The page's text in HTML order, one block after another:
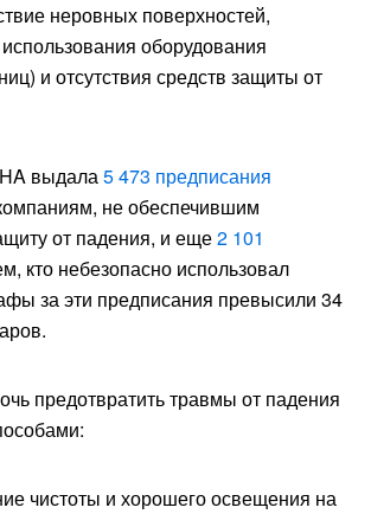
неровных поверхностей,
оборудования
и отсутствия средств защиты от
выдала5 473 предписания
не обеспечившим
от падения, и еще2 101
кто небезопасно использовал
за эти предписания превысили 34
предотвратить травмы от падения
чистоты и хорошего освещения на